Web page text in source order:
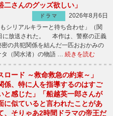
二さんのグッズ欲しい」
ドラマ
2026年8月6日
シリアルキラーと待ち合わせ」（関
に放送された。 本作は、警察の正義
の共犯関係を結んだ一匹おおかみの
（関水渚）の物語 … 続きを読む
ロード ～救命救急の約束～」
係、特に人を指導するのはすご
と感じた」「船越英一郎さんが
に似ていると言われたことがあ
、そりゃあ2時間ドラマの帝王だ